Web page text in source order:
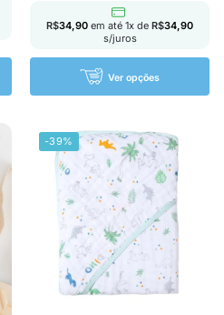
R$34,90 em até 1x de R$34,90
s/juros
Ver opções
-39%